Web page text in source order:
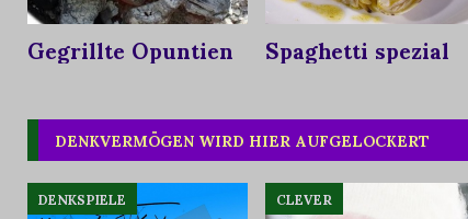
Gegrillte Opuntien Spaghetti spezial
DENKVERMÖGEN WIRD HIER AUFGELOCKERT
DENKSPIELE CLEVER